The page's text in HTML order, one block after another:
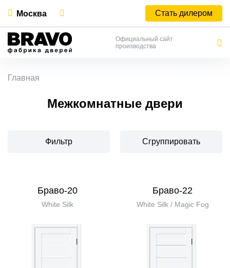
Москва Стать дилером
Официальный сайт
производства
Главная
Межкомнатные двери
Фильтр Сгруппировать
Браво-20
White Silk
Браво-22
White Silk / Magic Fog